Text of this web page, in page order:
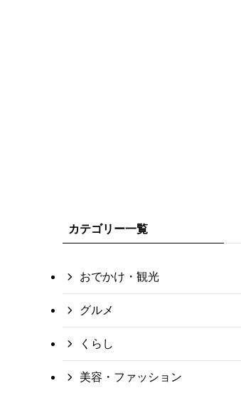
カテゴリー一覧
おでかけ・観光
グルメ
くらし
美容・ファッション